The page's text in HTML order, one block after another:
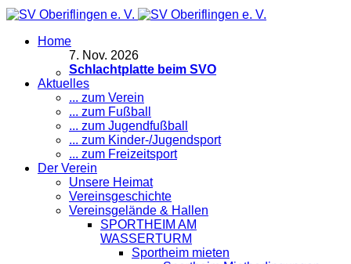
Home
7. Nov. 2026
Schlachtplatte beim SVO
Aktuelles
... zum Verein
... zum Fußball
... zum Jugendfußball
... zum Kinder-/Jugendsport
... zum Freizeitsport
Der Verein
Unsere Heimat
Vereinsgeschichte
Vereinsgelände & Hallen
SPORTHEIM AM
WASSERTURM
Sportheim mieten